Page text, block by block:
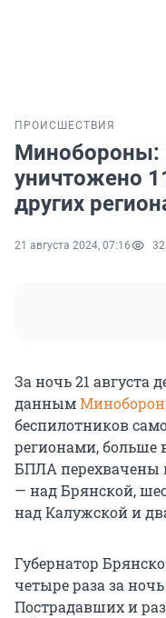
ПРОИСШЕСТВИЯ
Минобороны:
уничтожено
других
21 августа 2024, 07:16
За ночь 21 августа
данным
беспилотников
регионами, больше
БПЛА перехвачены
— над Брянской,
над Калужской и
Губернатор
четыре раза за ночь
Пострадавших и